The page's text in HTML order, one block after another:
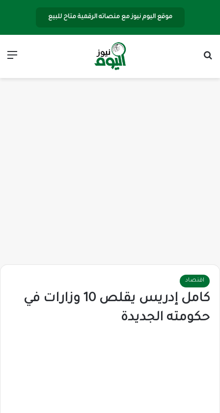
موقع اليوم نيوز مع منصاته الرقمية متاح للبيع
اقتصاد
كامل إدريس يقلص 10 وزارات في
حكومته الجديدة